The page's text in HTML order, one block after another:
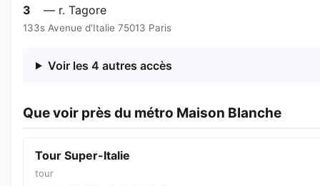
3 — r. Tagore
133s Avenue d'Italie 75013 Paris
Voir les 4 autres accès
Que voir près du métro Maison Blanche
Tour Super-Italie
tour